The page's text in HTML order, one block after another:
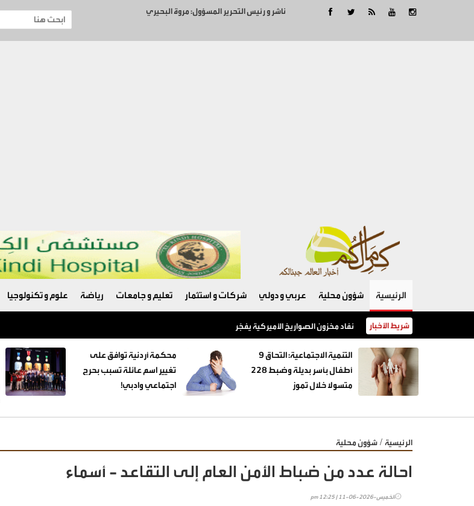
ناشر و رئيس التحرير المسؤول: مروة البحيري
الرئيسية شؤون محلية عربي و دولي شركات و استثمار تعليم و جامعات رياضة علوم و تكنولوجيا
شريط الأخبار نفاد مخزون الصواريخ الأميركية يفجّر خلافًا بين ترامب والبنتاغون
‏التنمية الاجتماعية: التحاق 9
أطفال بأسر بديلة وضبط 228
متسولا خلال تموز
محكمة أردنية توافق على
تغيير اسم عائلة تسبب بحرج
اجتماعي وادبي!
الرئيسية / شؤون محلية
احالة عدد من ضباط الأمن العام إلى التقاعد - أسماء
الخميس-2026-06-11 | 12:25 pm